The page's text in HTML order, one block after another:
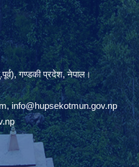
गण्डकी प्रदेश, नेपाल।
,info@hupsekotmun.gov.np